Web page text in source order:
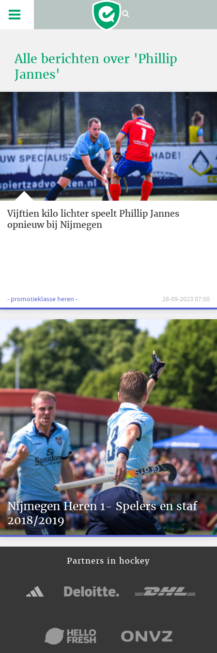
Alle berichten over 'Phillip
Jannes'
Vijftien kilo lichter speelt Phillip Jannes
opnieuw bij Nijmegen
- promotieklasse heren - 28-09-2023 07:00
Nijmegen Heren 1- Spelers en staf
2018/2019
Partners in hockey